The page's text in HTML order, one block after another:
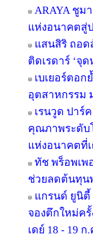
ARAYA ชูม
แห่งอนาคตสู่
แสนสิริ ถอ
ติดเรดาร์ ‘จุ
เบเยอร์ตอก
อุตสาหกรรม
เรนวูด ปาร์
คุณภาพระดับโ
แห่งอนาคตที่
ทัช พร็อพเพ
ช่วยลดต้นทุน
แกรนด์ ยูนิตี้
จองตึกใหม่ค
เดย์ 18 - 19